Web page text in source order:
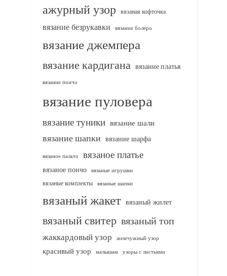
ажурный узор вязаная кофточка
вязание безрукавки вязание болеро
вязание джемпера
вязание кардигана вязание платья
вязание пончо
вязание пуловера
вязание туники вязание шали
вязание шапки вязание шарфа
вязаное пальто вязаное платье
вязаное пончо вязаные игрушки
вязаные комплекты
вязаные шапки
вязаный жакет вязаный жилет
вязаный свитер вязаный топ
жаккардовый узор жемчужный узор
красивый узор малышам узоры с листьями